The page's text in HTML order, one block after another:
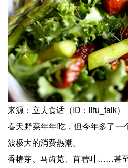
来源：立夫食话（ID：lifu_talk）
春天野菜年年吃，但今年多了一
波极大的消费热潮。
香椿芽、马齿苋、苜蓿叶……甚